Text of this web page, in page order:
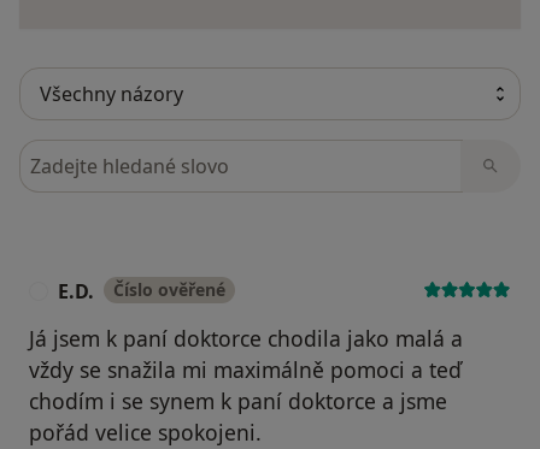
Hledejte v názorech
E.D. Číslo ověřené
Já jsem k paní doktorce chodila jako malá a
vždy se snažila mi maximálně pomoci a teď
chodím i se synem k paní doktorce a jsme
pořád velice spokojeni.